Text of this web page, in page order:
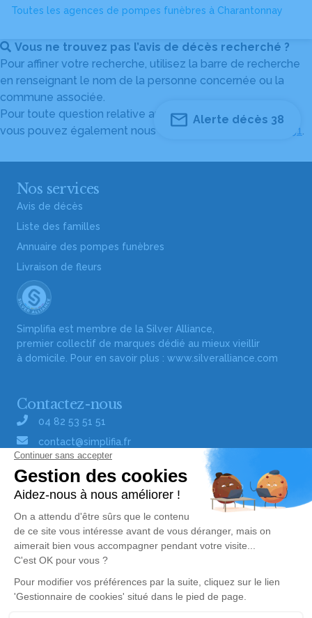
Toutes les agences de pompes funèbres à Charantonnay
Vous ne trouvez pas l’avis de décès recherché ?
Pour affiner votre recherche, utilisez la barre de recherche
en renseignant le nom de la personne concernée ou la
commune associée.
Pour toute question relative au fonctionnement du site,
vous pouvez également nous contacter au
04 82 53 51 51.
Alerte décès 38
Nos services
Avis de décès
Liste des familles
Annuaire des pompes funèbres
Livraison de fleurs
Simplifia est membre de la Silver Alliance,
premier collectif de marques dédié au mieux vieillir
à domicile. Pour en savoir plus : www.silveralliance.com
Contactez-nous
04 82 53 51 51
contact@simplifia.fr
Réseaux sociaux
Liens utiles
Publier un avis de décès
Signaler un abus/une erreur